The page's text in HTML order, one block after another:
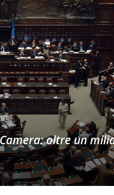
oltre un